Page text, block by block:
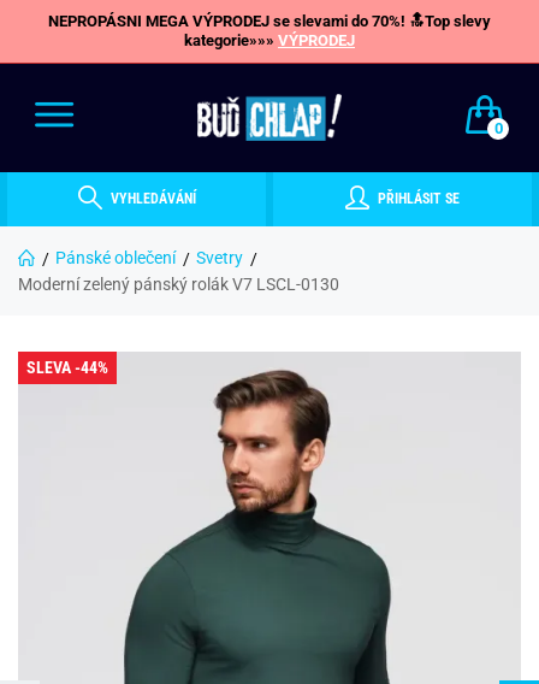
NEPROPÁSNI MEGA VÝPRODEJ se slevami do 70%! 🔝Top slevy
kategorie»»» VÝPRODEJ
0
VYHLEDÁVÁNÍ PŘIHLÁSIT SE
Pánské oblečení
Svetry
Moderní zelený pánský rolák V7 LSCL-0130
SLEVA -44%